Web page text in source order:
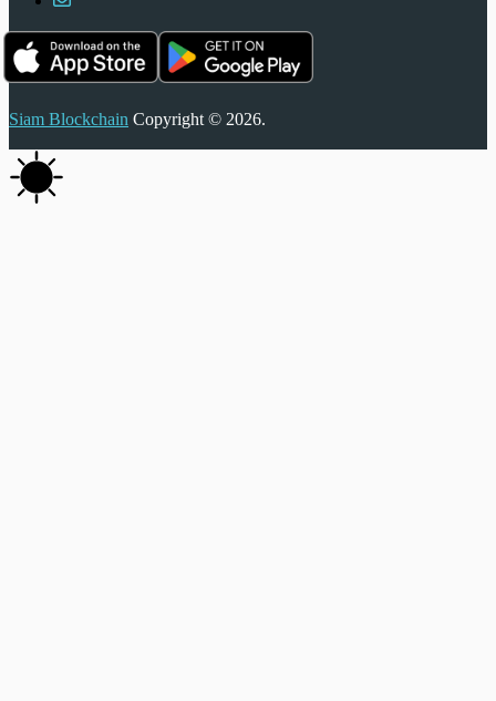
Siam Blockchain Copyright © 2026.